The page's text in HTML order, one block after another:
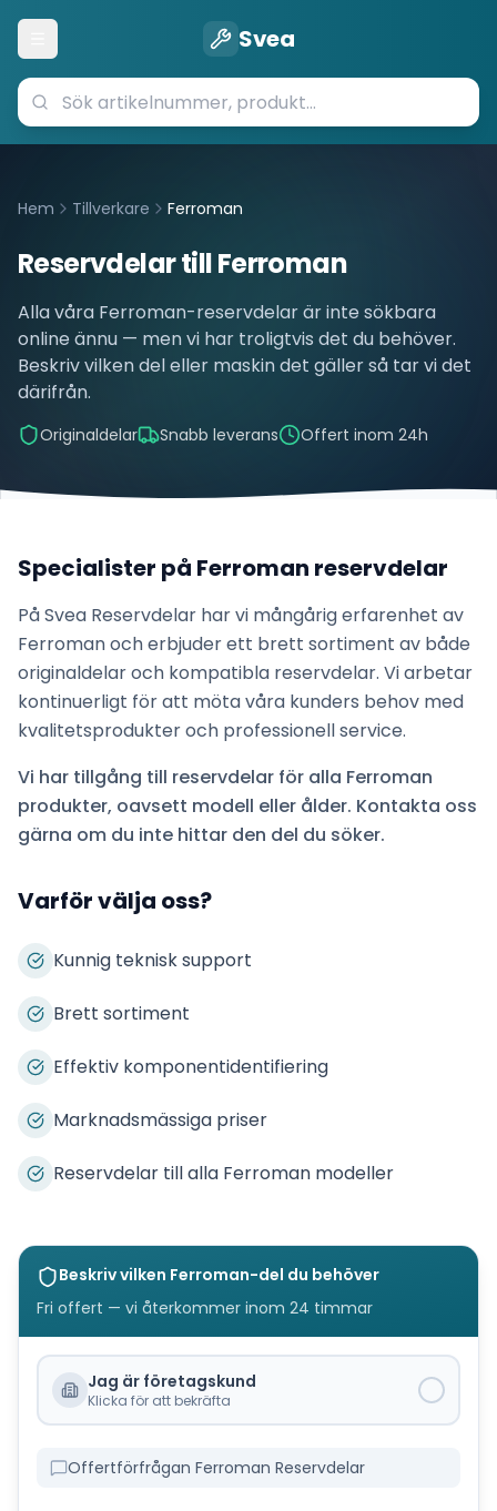
Öppna meny Svea
Hem Tillverkare Ferroman
Reservdelar tillFerroman
Alla våra Ferroman-reservdelar är inte sökbara
online ännu — men vi har troligtvis det du behöver.
Beskriv vilken del eller maskin det gäller så tar vi det
därifrån.
Originaldelar Snabb leverans Offert inom 24h
Specialister på Ferroman reservdelar
På Svea Reservdelar har vi mångårig erfarenhet av
Ferromanoch erbjuder ett brett sortiment av både
originaldelar och kompatibla reservdelar. Vi arbetar
kontinuerligt för att möta våra kunders behov med
kvalitetsprodukter och professionell service.
Vi har tillgång till reservdelar för alla Ferroman
produkter, oavsett modell eller ålder. Kontakta oss
gärna om du inte hittar den del du söker.
Varför välja oss?
Kunnig teknisk support
Brett sortiment
Effektiv komponentidentifiering
Marknadsmässiga priser
Reservdelar till alla Ferroman modeller
Beskriv vilken Ferroman-del du behöver
Fri offert — vi återkommer inom 24 timmar
Jag är företagskund
Klicka för att bekräfta
Offertförfrågan Ferroman Reservdelar